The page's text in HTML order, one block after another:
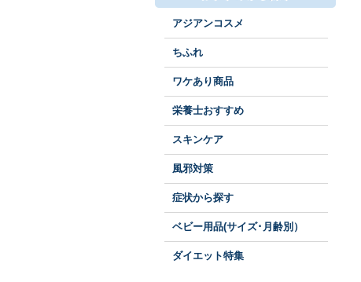
アジアンコスメ
ちふれ
ワケあり商品
栄養士おすすめ
スキンケア
風邪対策
症状から探す
ベビー用品(サイズ･月齢別）
ダイエット特集